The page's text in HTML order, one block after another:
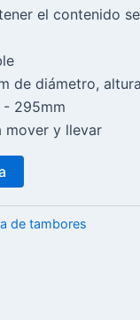
el contenido
de diámetro,
295mm
mover y llevar
de tambores